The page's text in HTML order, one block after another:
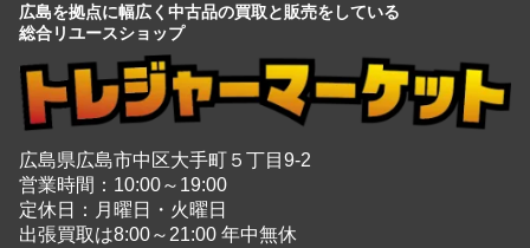
広島を拠点に幅広く中古品の買取と販売をしている
総合リユースショップ
広島県広島市中区大手町５丁目9-2
営業時間：10:00～19:00
定休日：月曜日・火曜日
出張買取は8:00～21:00 年中無休